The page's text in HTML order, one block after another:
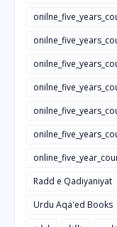
Radd e Qadiyaniyat
Urdu Aqa'ed Books